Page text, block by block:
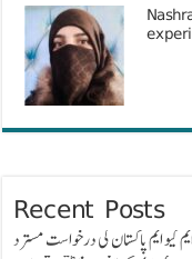
Recent Posts
کیو ایم پاکستان کی درخواست مسترد